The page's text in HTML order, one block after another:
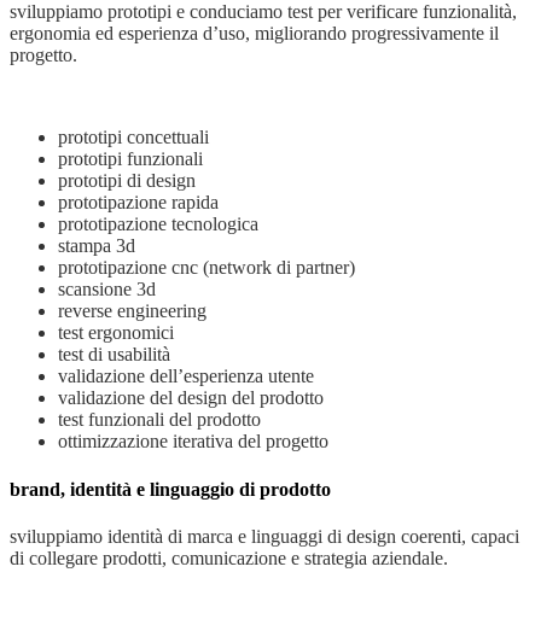
sviluppiamo prototipi e conduciamo test per verificare funzionalità,
ergonomia ed esperienza d’uso, migliorando progressivamente il
progetto.
prototipi concettuali
prototipi funzionali
prototipi di design
prototipazione rapida
prototipazione tecnologica
stampa 3d
prototipazione cnc (network di partner)
scansione 3d
reverse engineering
test ergonomici
test di usabilità
validazione dell’esperienza utente
validazione del design del prodotto
test funzionali del prodotto
ottimizzazione iterativa del progetto
brand, identità e linguaggio di prodotto
sviluppiamo identità di marca e linguaggi di design coerenti, capaci
di collegare prodotti, comunicazione e strategia aziendale.